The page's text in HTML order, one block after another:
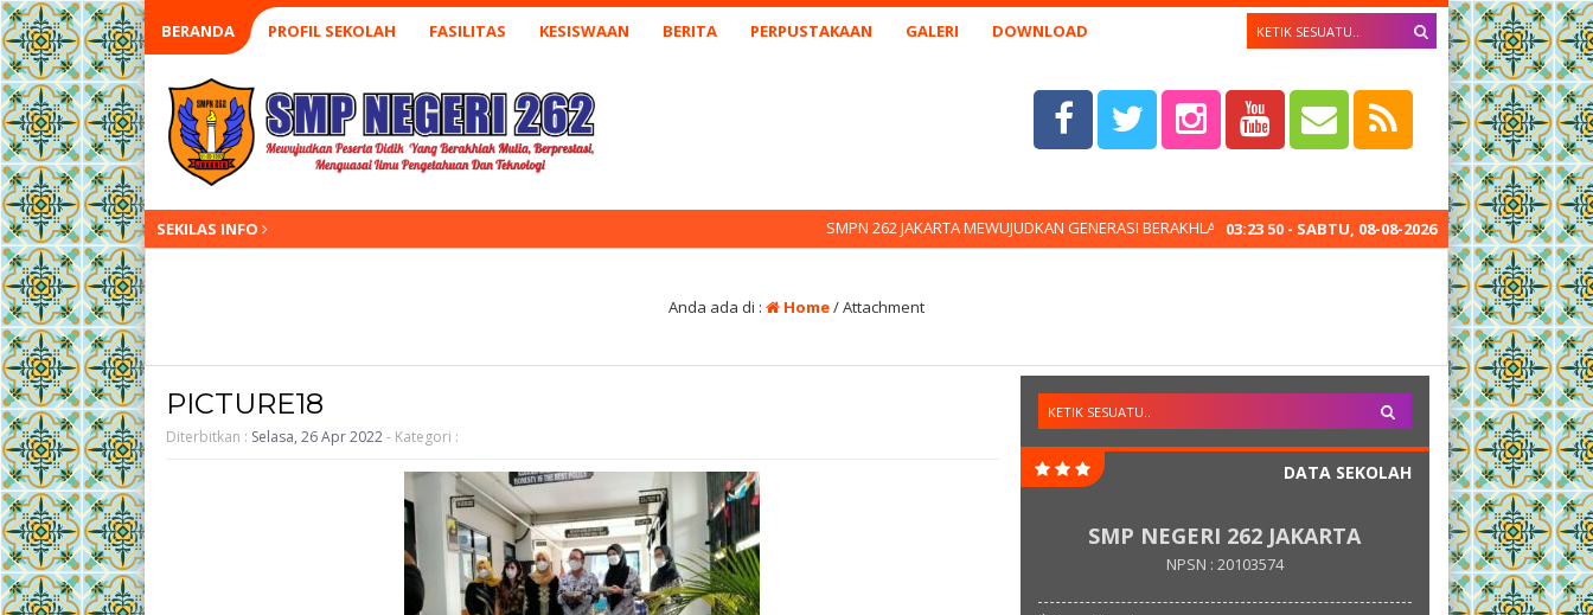
BERANDA PROFIL SEKOLAH FASILITAS KESISWAAN BERITA PERPUSTAKAAN GALERI DOWNLOAD
SEKILAS INFO 03:23 51 - SABTU, 08-08-2026
SMPN 262 JAKARTA MEWUJUDKAN GENERASI BERAKHLAK MULIA, CERDAS, DAN DEMOKRATIS MENGAKAR PADA
Anda ada di : Home/ Attachment
PICTURE18
Diterbitkan : Selasa, 26 Apr 2022- Kategori :
DATA SEKOLAH
SMP NEGERI 262 JAKARTA
NPSN : 20103574